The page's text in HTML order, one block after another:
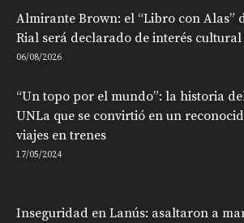
Almirante Brown: el “Libro con Alas”
Rial será declarado de interés cultural
06/08/2026
“Un topo por el mundo”: la historia
UNLa que se convirtió en un
viajes en trenes
17/05/2024
Inseguridad en Lanús: asaltaron a